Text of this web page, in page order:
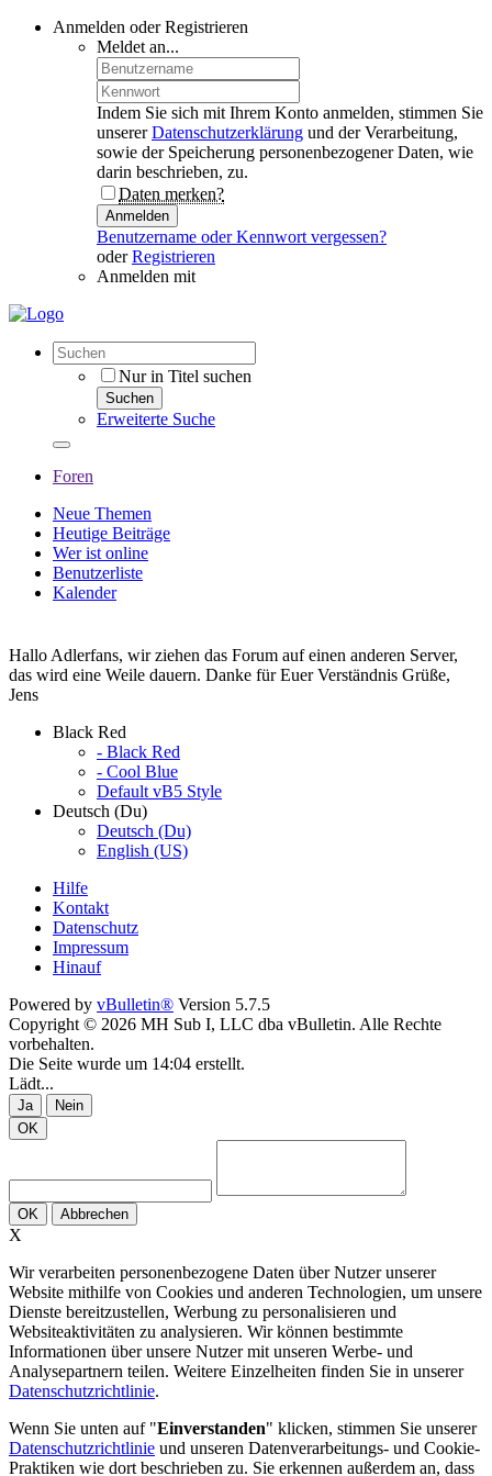
Anmelden oder Registrieren
Meldet an...
Indem Sie sich mit Ihrem Konto anmelden, stimmen Sie
unsererDatenschutzerklärung und der Verarbeitung,
sowie der Speicherung personenbezogener Daten, wie
darin beschrieben, zu.
Daten merken?
Anmelden
Benutzername oder Kennwort vergessen?
oderRegistrieren
Anmelden mit
Nur in Titel suchen
Suchen
Erweiterte Suche
Foren
Neue Themen
Heutige Beiträge
Wer ist online
Benutzerliste
Kalender
Hallo Adlerfans, wir ziehen das Forum auf einen anderen Server,
das wird eine Weile dauern. Danke für Euer Verständnis Grüße,
Jens
Black Red
- Black Red
- Cool Blue
Default vB5 Style
Deutsch (Du)
Deutsch (Du)
English (US)
Hilfe
Kontakt
Datenschutz
Impressum
Hinauf
Powered by vBulletin® Version 5.7.5
Copyright © 2026 MH Sub I, LLC dba vBulletin. Alle Rechte
vorbehalten.
Die Seite wurde um 14:04 erstellt.
Lädt...
Ja
Nein
OK
OK Abbrechen
X
Wir verarbeiten personenbezogene Daten über Nutzer unserer
Website mithilfe von Cookies und anderen Technologien, um unsere
Dienste bereitzustellen, Werbung zu personalisieren und
Websiteaktivitäten zu analysieren. Wir können bestimmte
Informationen über unsere Nutzer mit unseren Werbe- und
Analysepartnern teilen. Weitere Einzelheiten finden Sie in unserer
Datenschutzrichtlinie.
Wenn Sie unten auf "Einverstanden" klicken, stimmen Sie unserer
Datenschutzrichtlinie und unseren Datenverarbeitungs- und Cookie-
Praktiken wie dort beschrieben zu. Sie erkennen außerdem an, dass